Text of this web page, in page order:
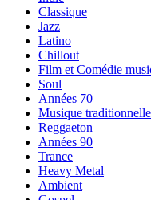
Classique
Jazz
Latino
Chillout
Film et Comédie
Soul
Années 70
Musique traditionnelle
Reggaeton
Années 90
Trance
Heavy Metal
Ambient